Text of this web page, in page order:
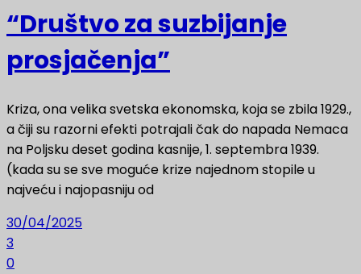
“Društvo za suzbijanje
prosjačenja”
Kriza, ona velika svetska ekonomska, koja se zbila 1929.,
a čiji su razorni efekti potrajali čak do napada Nemaca
na Poljsku deset godina kasnije, 1. septembra 1939.
(kada su se sve moguće krize najednom stopile u
najveću i najopasniju od
30/04/2025
3
0